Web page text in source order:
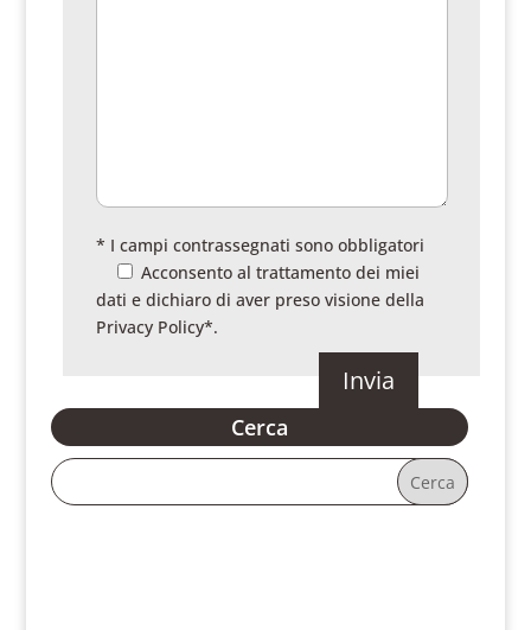
* I campi contrassegnati sono obbligatori
Acconsento al trattamento dei miei
dati e dichiaro di aver preso visione della
Privacy Policy*.
Cerca